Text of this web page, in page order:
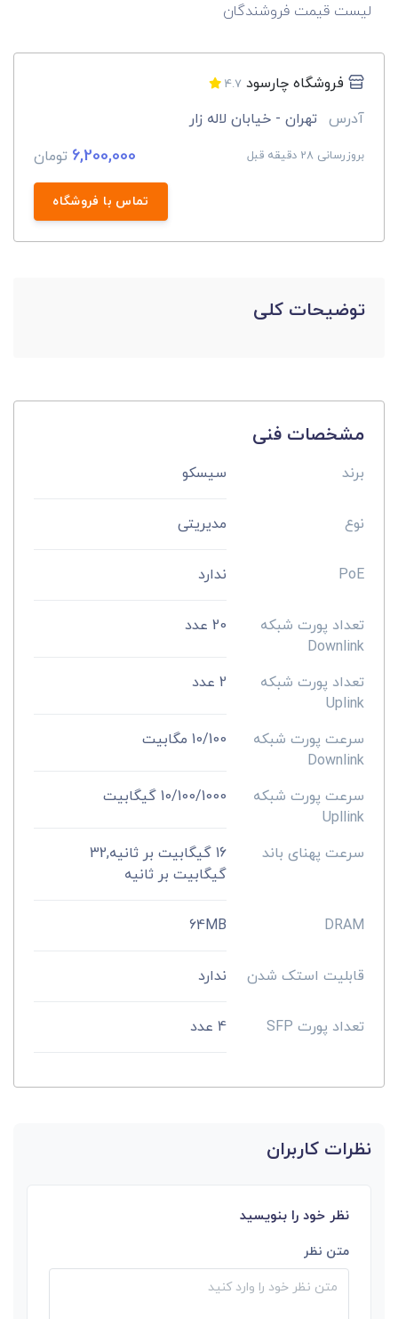
لیست قیمت فروشندگان
فروشگاه چارسود 4.7
آدرس تهران - خیابان لاله زار
بروزرسانی 28 دقیقه قبل 6,200,000 تومان
تماس با فروشگاه
توضیحات کلی
مشخصات فنی
برند سیسکو
نوع مدیریتی
PoE ندارد
تعداد پورت شبکه
Downlink
20 عدد
تعداد پورت شبکه
Uplink
2 عدد
سرعت پورت شبکه
Downlink
10/100 مگابیت
سرعت پورت شبکه
Upllink
10/100/1000 گیگابیت
سرعت پهنای باند
16 گیگابیت بر ثانیه,32
گیگابیت بر ثانیه
DRAM
64MB
قابلیت استک شدن ندارد
تعداد پورت SFP 4 عدد
نظرات کاربران
نظر خود را بنویسید
متن نظر